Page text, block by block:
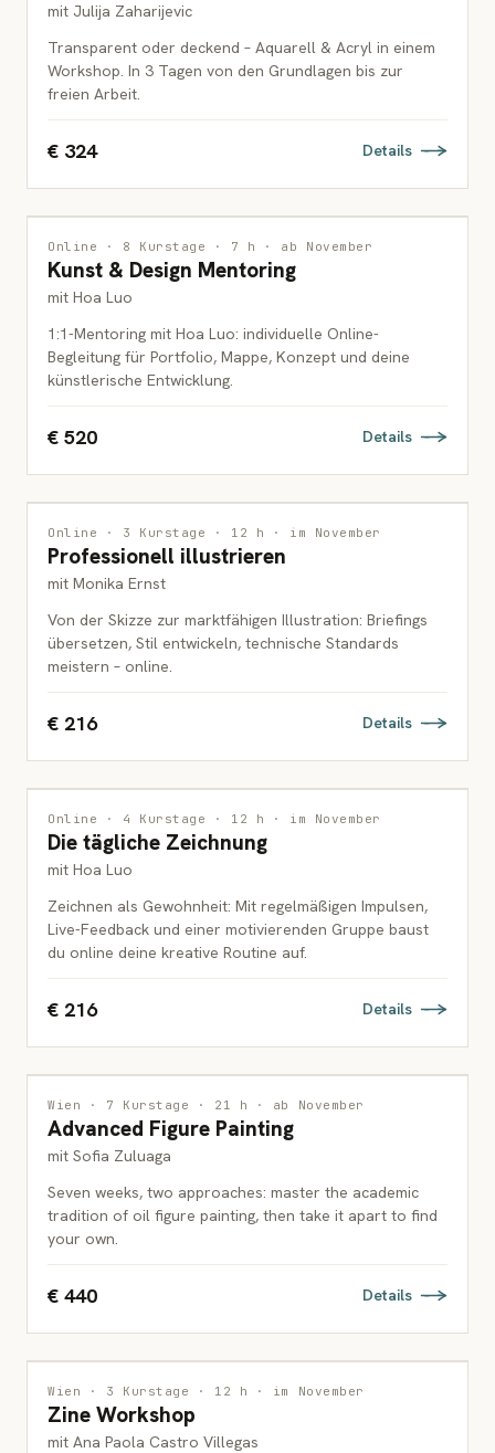
mit Julija Zaharijevic
Transparent oder deckend – Aquarell & Acryl in einem
Workshop. In 3 Tagen von den Grundlagen bis zur
freien Arbeit.
€ 324 Details
INTERDISZIPLINÄR
ERWACHSENE
1 PLATZ FREI
Online · 8 Kurstage · 7 h · ab November
Kunst & Design Mentoring
mit Hoa Luo
1:1-Mentoring mit Hoa Luo: individuelle Online-
Begleitung für Portfolio, Mappe, Konzept und deine
künstlerische Entwicklung.
€ 520 Details
ILLUSTRATION
ERWACHSENE
Online · 3 Kurstage · 12 h · im November
Professionell illustrieren
mit Monika Ernst
Von der Skizze zur marktfähigen Illustration: Briefings
übersetzen, Stil entwickeln, technische Standards
meistern – online.
€ 216 Details
ZEICHNUNG
ERWACHSENE
Online · 4 Kurstage · 12 h · im November
Die tägliche Zeichnung
mit Hoa Luo
Zeichnen als Gewohnheit: Mit regelmäßigen Impulsen,
Live-Feedback und einer motivierenden Gruppe baust
du online deine kreative Routine auf.
€ 216 Details
MALEREI
ERWACHSENE
Wien · 7 Kurstage · 21 h · ab November
Advanced Figure Painting
mit Sofia Zuluaga
Seven weeks, two approaches: master the academic
tradition of oil figure painting, then take it apart to find
your own.
€ 440 Details
INTERDISZIPLINÄR
JUGENDLICHE & ERWACHSENE
Wien · 3 Kurstage · 12 h · im November
Zine Workshop
mit Ana Paola Castro Villegas